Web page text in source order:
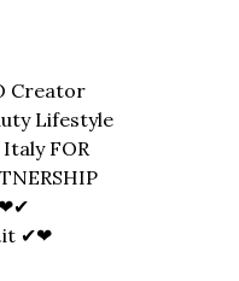
Creator
Lifestyle
FOR
❤✔
✔❤